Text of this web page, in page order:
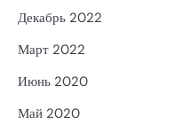
Декабрь 2022
Март 2022
Июнь 2020
Май 2020